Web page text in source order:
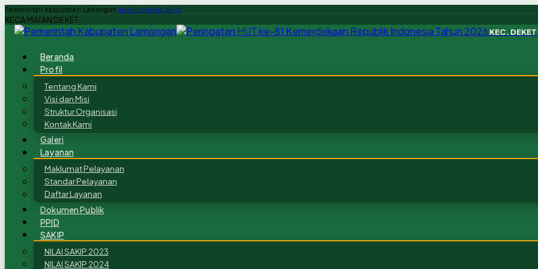
Pemerintah Kabupaten Lamongan lamongankab.go.id
KECAMATAN DEKET
KEC. DEKET
Beranda
Profil
Tentang Kami
Visi dan Misi
Struktur Organisasi
Kontak Kami
Galeri
Layanan
Maklumat Pelayanan
Standar Pelayanan
Daftar Layanan
Dokumen Publik
PPID
SAKIP
NILAI SAKIP 2023
NILAI SAKIP 2024